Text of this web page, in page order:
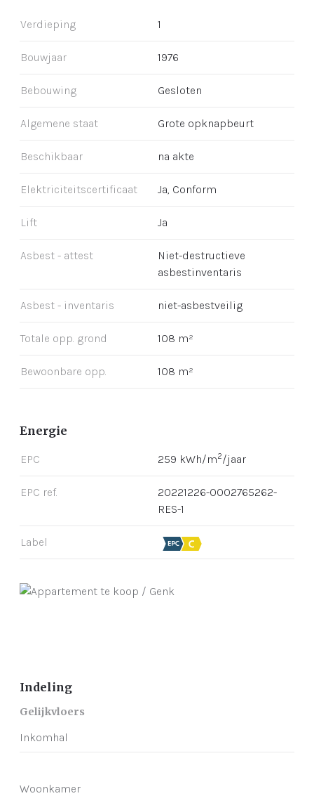
Verdieping 1
Bouwjaar 1976
Bebouwing Gesloten
Algemene staat Grote opknapbeurt
Beschikbaar na akte
Elektriciteitscertificaat Ja, Conform
Lift Ja
Asbest - attest
Niet-destructieve
asbestinventaris
Asbest - inventaris niet-asbestveilig
Totale opp. grond 108 m²
Bewoonbare opp. 108 m²
Energie
EPC 259 kWh/m2/jaar
EPC ref.
20221226-0002765262-
RES-1
Label
Indeling
Gelijkvloers
Inkomhal
Woonkamer